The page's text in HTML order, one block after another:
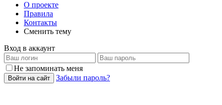
О проекте
Правила
Контакты
Сменить тему
Вход в аккаунт
Не запоминать меня
Войти на сайт Забыли пароль?